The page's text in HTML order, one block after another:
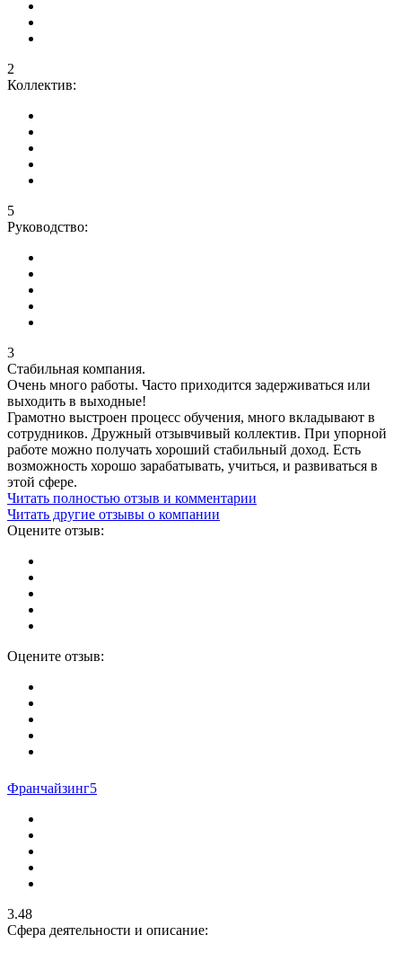
2
Коллектив:
5
Руководство:
3
Стабильная компания.
Очень много работы. Часто приходится задерживаться или
выходить в выходные!
Грамотно выстроен процесс обучения, много вкладывают в
сотрудников. Дружный отзывчивый коллектив. При упорной
работе можно получать хороший стабильный доход. Есть
возможность хорошо зарабатывать, учиться, и развиваться в
этой сфере.
Читать полностью отзыв и комментарии
Читать другие отзывы о компании
Оцените отзыв:
Оцените отзыв:
Франчайзинг5
3.48
Сфера деятельности и описание: